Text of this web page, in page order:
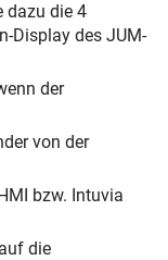
dazu die 4
Display des JUM-
der
von der
bzw. Intuvia
die